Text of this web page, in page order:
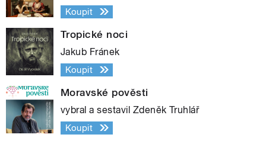
Koupit
Tropické noci
Jakub Fránek
Koupit
Moravské pověsti
vybral a sestavil Zdeněk Truhlář
Koupit